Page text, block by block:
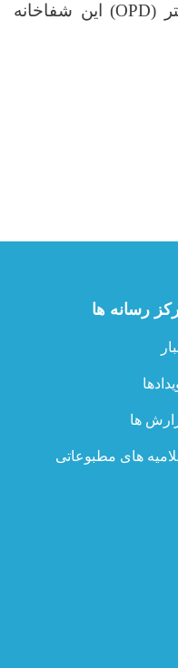
(OPD)
این شفاخانه
رسانه ها
ها
های مطبوعاتی